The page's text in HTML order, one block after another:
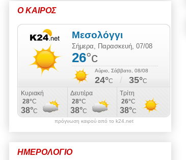
Ο ΚΑΙΡΟΣ
πρόγνωση καιρού από το k24.net
ΗΜΕΡΟΛΟΓΙΟ